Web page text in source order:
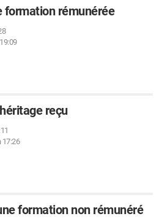
formation rémunérée
reçu
17:26
formation non rémunéré